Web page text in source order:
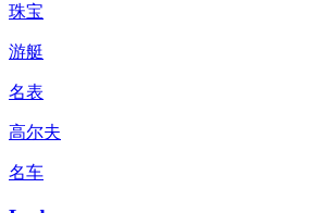
珠宝
游艇
名表
高尔夫
名车